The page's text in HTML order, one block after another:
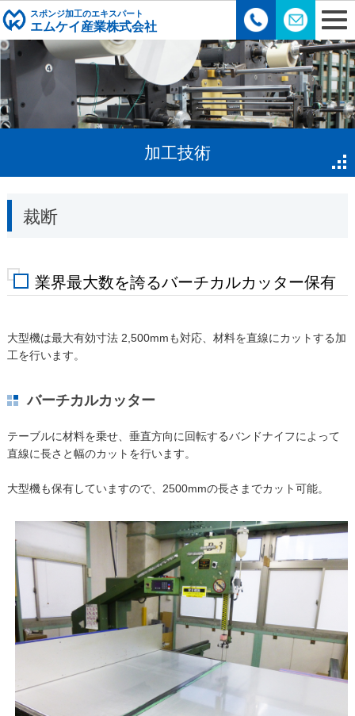
スポンジ加工のエキスパート
エムケイ産業株式会社
加工技術
裁断
業界最大数を誇るバーチカルカッター保有
大型機は最大有効寸法 2,500mmも対応、材料を直線にカットする加
工を行います。
バーチカルカッター
テーブルに材料を乗せ、垂直方向に回転するバンドナイフによって
直線に長さと幅のカットを行います。
大型機も保有していますので、2500mmの長さまでカット可能。